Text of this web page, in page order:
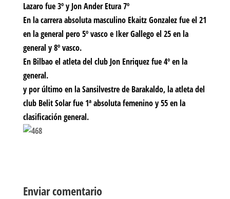
Lazaro fue 3º y Jon Ander Etura 7º
En la carrera absoluta masculino Ekaitz Gonzalez fue el 21
en la general pero 5º vasco e Iker Gallego el 25 en la
general y 8º vasco.
En Bilbao el atleta del club Jon Enriquez fue 4º en la
general.
y por último en la Sansilvestre de Barakaldo, la atleta del
club Belit Solar fue 1ª absoluta femenino y 55 en la
clasificación general.
Enviar comentario